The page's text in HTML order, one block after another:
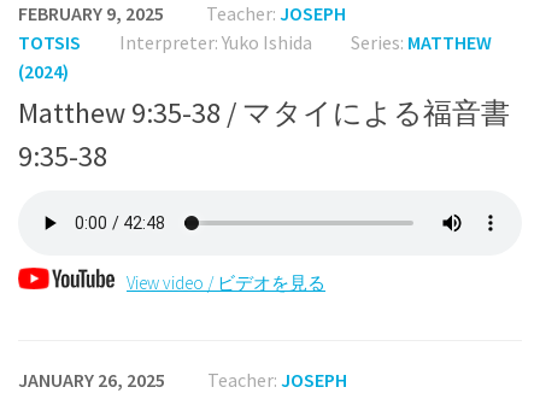
FEBRUARY 9, 2025 Teacher: JOSEPH
TOTSIS
Interpreter: Yuko Ishida Series: MATTHEW
(2024)
Matthew 9:35-38 / マタイによる福音書
9:35-38
View video / ビデオを見る
JANUARY 26, 2025 Teacher: JOSEPH